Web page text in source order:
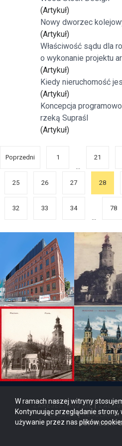
(Artykuł)
Nowy dworzec
(Artykuł)
Właściwość sądu dla
o wykonanie projektu
(Artykuł)
Kiedy nieruchomość
(Artykuł)
Koncepcja
rzeką Supraśl
(Artykuł)
Poprzedni
1
...
21
25 26 27 28
32 33
34
...
78
ZAREJESTRUJ SIĘ |
REKLAMA|REGULAMIN
COPYRIGHT
W ramach naszej witryny
Kontynuując przeglądanie
używanie przez nas plików